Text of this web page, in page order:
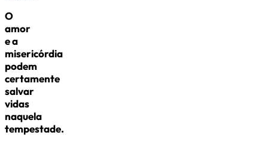
O
amor
e a
misericórdia
podem
certamente
salvar
vidas
naquela
tempestade.